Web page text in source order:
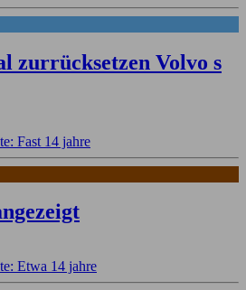
zurrücksetzen Volvo s
Fast 14 jahre
Etwa 14 jahre